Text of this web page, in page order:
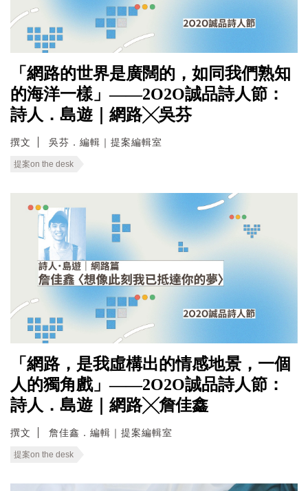
「網路的世界是廣闊的，如同我們熟知
的海洋一樣」——2O2O誠品詩人節：
詩人．島遊｜網路╳吳芬
撰文 吳芬．編輯｜提案編輯室
提案on the desk
「網路，是我虛構出的情感地景，一個
人的獨角戲」——2O2O誠品詩人節：
詩人．島遊｜網路╳詹佳鑫
撰文 詹佳鑫．編輯｜提案編輯室
提案on the desk